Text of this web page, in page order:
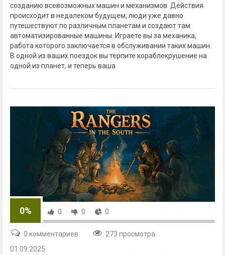
созданию всевозможных машин и механизмов. Действия
происходит в недалеком будущем, люди уже давно
путешествуют по различным планетам и создают там
автоматизированные машины. Играете вы за механика,
работа которого заключается в обслуживании таких машин.
В одной из ваших поездок вы терпите кораблекрушение на
одной из планет, и теперь ваша
0% 0 0 0
0 комментариев
273 просмотра
01.09.2025